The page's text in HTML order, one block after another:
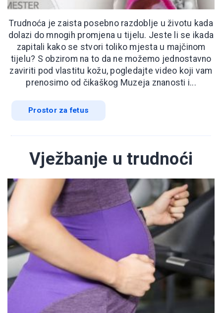
Trudnoća je zaista posebno razdoblje u životu kada
dolazi do mnogih promjena u tijelu. Jeste li se ikada
zapitali kako se stvori toliko mjesta u majčinom
tijelu? S obzirom na to da ne možemo jednostavno
zaviriti pod vlastitu kožu, pogledajte video koji vam
prenosimo od čikaškog Muzeja znanosti i...
Prostor za fetus
Vježbanje u trudnoći